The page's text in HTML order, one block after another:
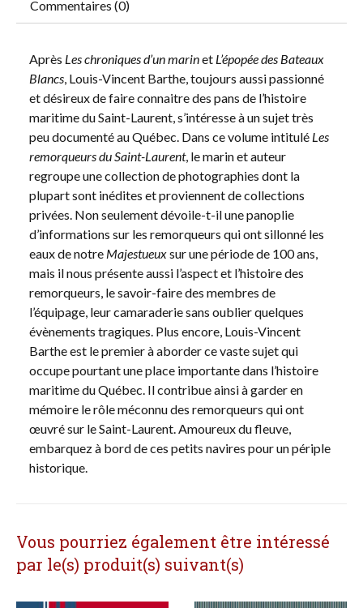
Commentaires (0)
Après Les chroniques d’un marinet L’épopée des Bateaux
Blancs, Louis-Vincent Barthe, toujours aussi passionné
et désireux de faire connaitre des pans de l’histoire
maritime du Saint-Laurent, s’intéresse à un sujet très
peu documenté au Québec. Dans ce volume intitulé Les
remorqueurs du Saint-Laurent, le marin et auteur
regroupe une collection de photographies dont la
plupart sont inédites et proviennent de collections
privées. Non seulement dévoile-t-il une panoplie
d’informations sur les remorqueurs qui ont sillonné les
eaux de notre Majestueuxsur une période de 100 ans,
mais il nous présente aussi l’aspect et l’histoire des
remorqueurs, le savoir-faire des membres de
l’équipage, leur camaraderie sans oublier quelques
évènements tragiques. Plus encore, Louis-Vincent
Barthe est le premier à aborder ce vaste sujet qui
occupe pourtant une place importante dans l’histoire
maritime du Québec. Il contribue ainsi à garder en
mémoire le rôle méconnu des remorqueurs qui ont
œuvré sur le Saint-Laurent. Amoureux du fleuve,
embarquez à bord de ces petits navires pour un périple
historique.
Vous pourriez également être intéressé
par le(s) produit(s) suivant(s)